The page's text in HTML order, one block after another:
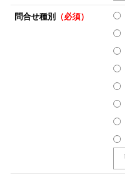
問合せ種別 （必須）